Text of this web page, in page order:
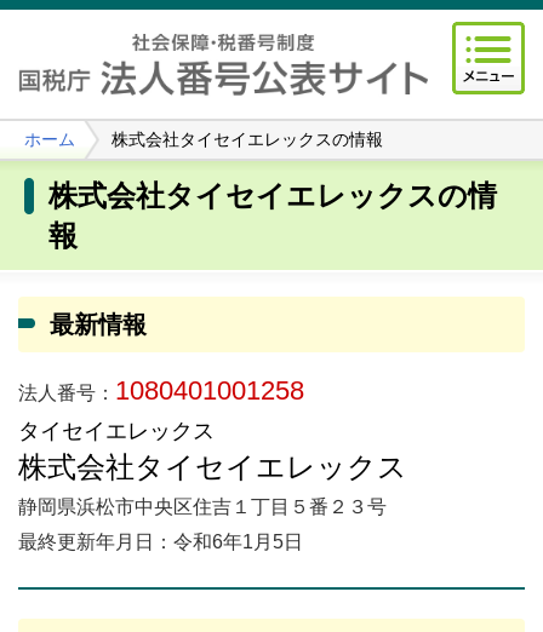
ホーム 株式会社タイセイエレックスの情報
株式会社タイセイエレックスの情
報
最新情報
法人番号： 1080401001258
タイセイエレックス
株式会社タイセイエレックス
静岡県浜松市中央区住吉１丁目５番２３号
最終更新年月日：令和6年1月5日